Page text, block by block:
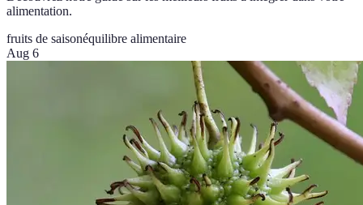
alimentation.
fruits de saisonéquilibre alimentaire
Aug 6